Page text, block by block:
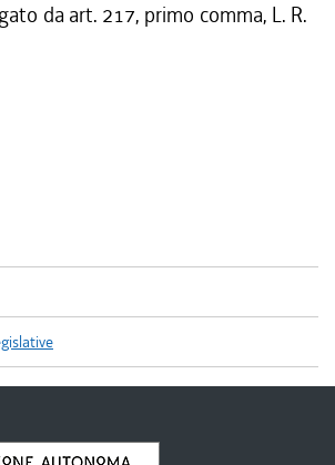
da art. 217, primo comma, L. R.